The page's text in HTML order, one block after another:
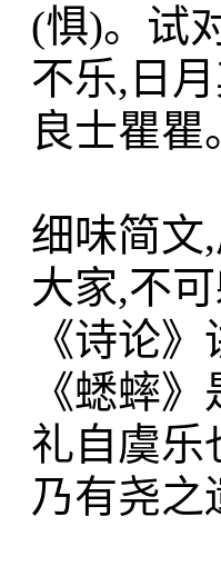
(惧)。试
不乐,日
良士瞿瞿
细味简文
大家,不
《诗论
《蟋蟀
礼自虞乐
乃有尧